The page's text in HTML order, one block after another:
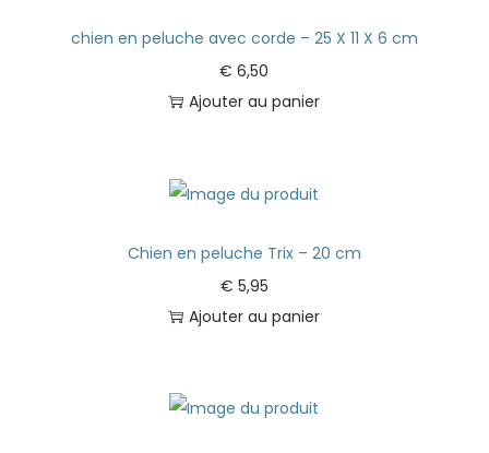
chien en peluche avec corde – 25 X 11 X 6 cm
€ 6,50
Ajouter au panier
Chien en peluche Trix – 20 cm
€ 5,95
Ajouter au panier